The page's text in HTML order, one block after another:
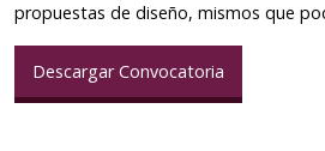
propuestas de diseño, mismos que
Descargar Convocatoria